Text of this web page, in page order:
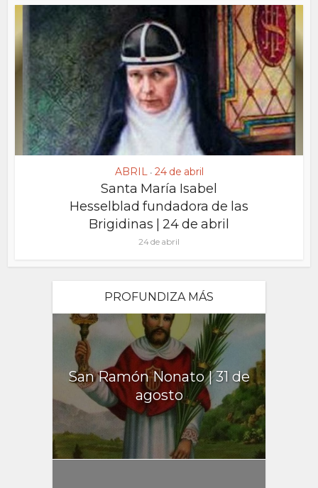
ABRIL • 24 de abril
Santa María Isabel
Hesselblad fundadora de las
Brigidinas | 24 de abril
24 de abril
PROFUNDIZA MÁS
San Ramón Nonato | 31 de
agosto